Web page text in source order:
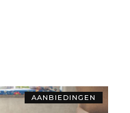
AANBIEDINGEN